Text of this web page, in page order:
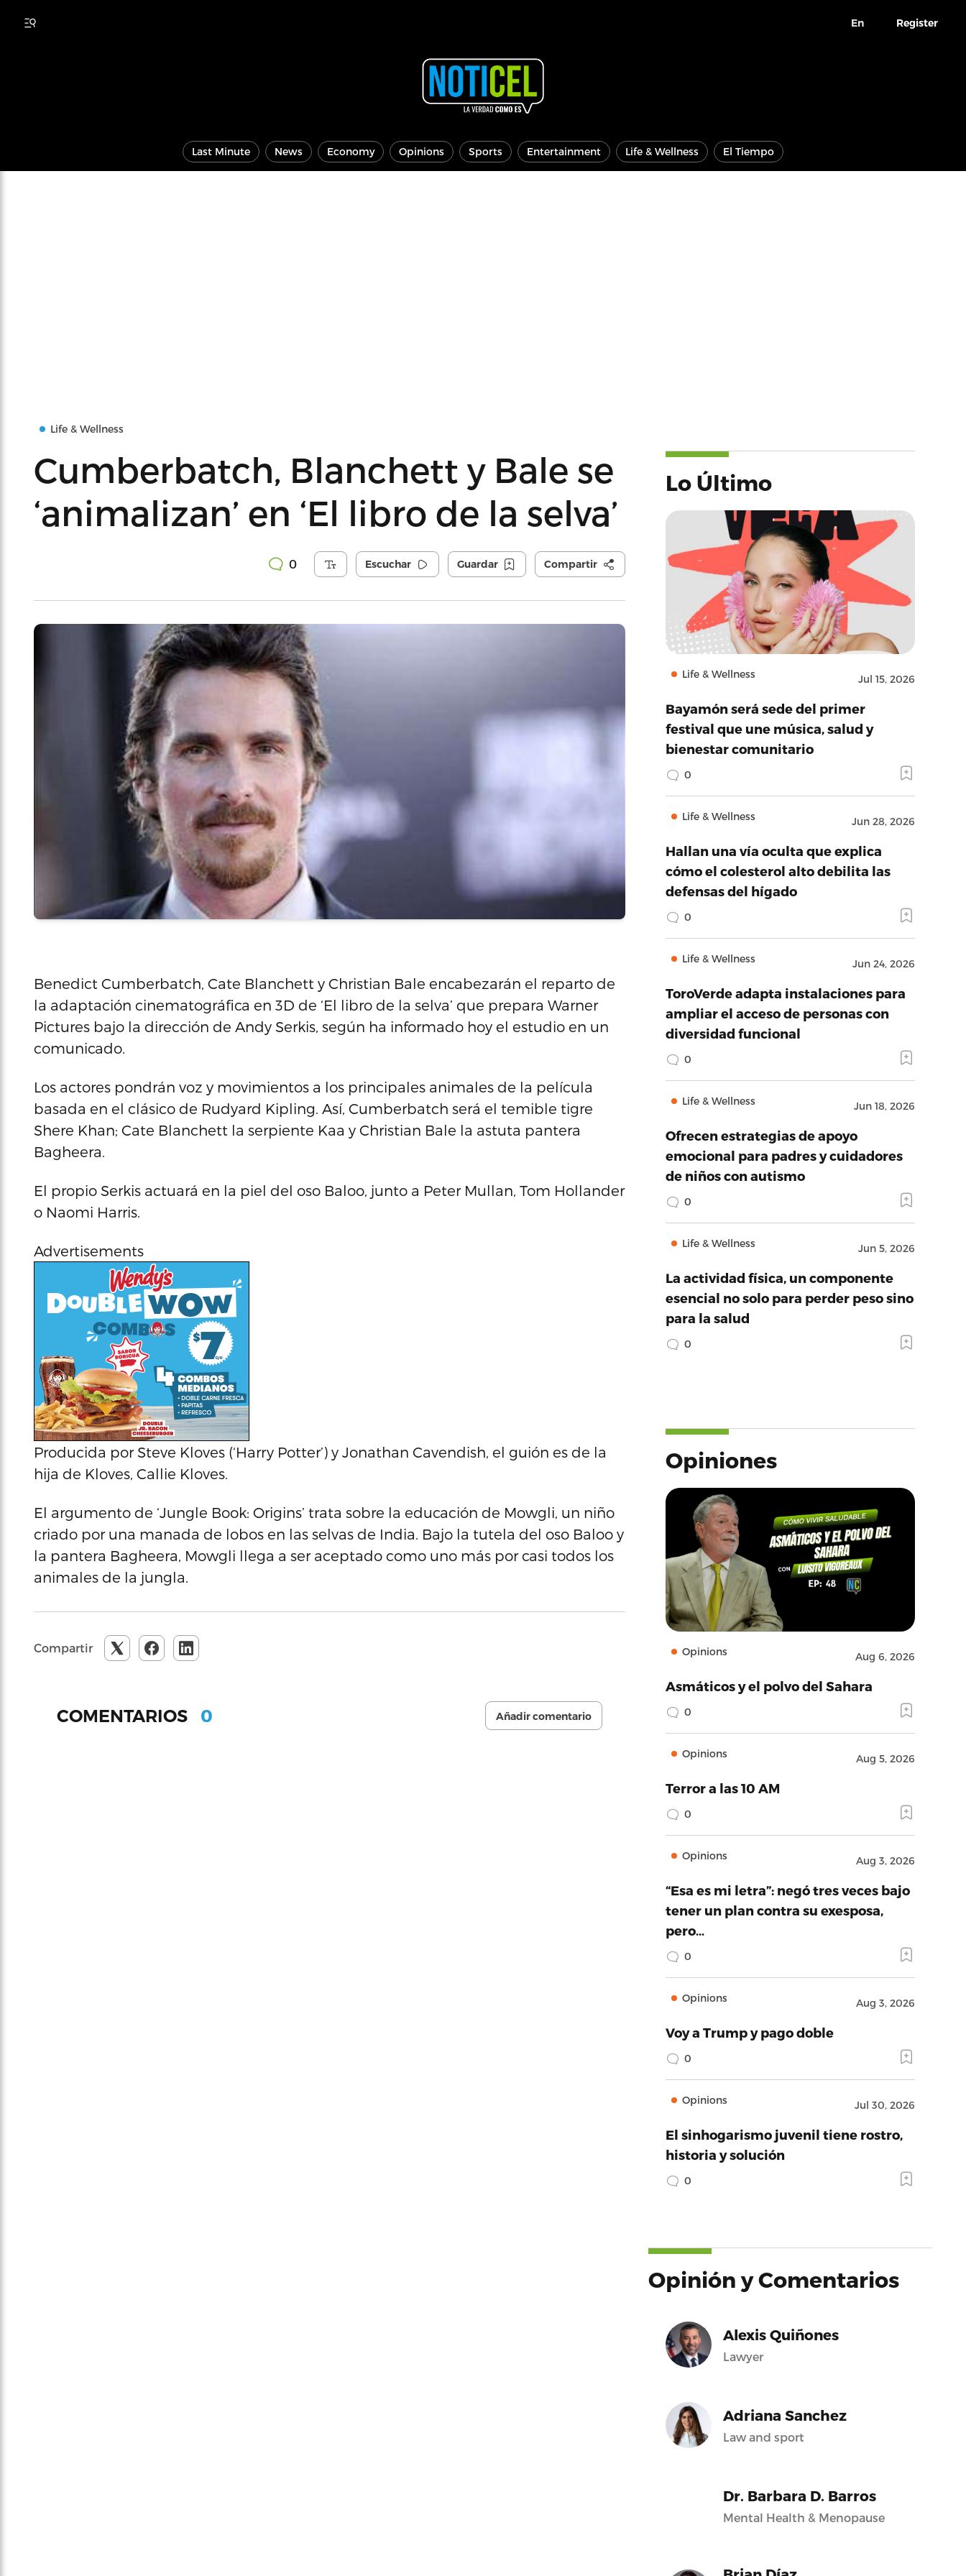
En Register
Last Minute News Economy Opinions Sports Entertainment Life & Wellness El Tiempo
Life & Wellness
Cumberbatch, Blanchett y Bale se
‘animalizan’ en ‘El libro de la selva’
0 Escuchar Guardar Compartir
Benedict Cumberbatch, Cate Blanchett y Christian Bale encabezarán el reparto de
la adaptación cinematográfica en 3D de ‘El libro de la selva’ que prepara Warner
Pictures bajo la dirección de Andy Serkis, según ha informado hoy el estudio en un
comunicado.
Los actores pondrán voz y movimientos a los principales animales de la película
basada en el clásico de Rudyard Kipling. Así, Cumberbatch será el temible tigre
Shere Khan; Cate Blanchett la serpiente Kaa y Christian Bale la astuta pantera
Bagheera.
El propio Serkis actuará en la piel del oso Baloo, junto a Peter Mullan, Tom Hollander
o Naomi Harris.
Advertisements
Producida por Steve Kloves (‘Harry Potter’) y Jonathan Cavendish, el guión es de la
hija de Kloves, Callie Kloves.
El argumento de ‘Jungle Book: Origins’ trata sobre la educación de Mowgli, un niño
criado por una manada de lobos en las selvas de India. Bajo la tutela del oso Baloo y
la pantera Bagheera, Mowgli llega a ser aceptado como uno más por casi todos los
animales de la jungla.
Compartir
COMENTARIOS 0 Añadir comentario
Lo Último
Life & Wellness Jul 15, 2026
Bayamón será sede del primer
festival que une música, salud y
bienestar comunitario
0
Life & Wellness Jun 28, 2026
Hallan una vía oculta que explica
cómo el colesterol alto debilita las
defensas del hígado
0
Life & Wellness Jun 24, 2026
ToroVerde adapta instalaciones para
ampliar el acceso de personas con
diversidad funcional
0
Life & Wellness Jun 18, 2026
Ofrecen estrategias de apoyo
emocional para padres y cuidadores
de niños con autismo
0
Life & Wellness Jun 5, 2026
La actividad física, un componente
esencial no solo para perder peso sino
para la salud
0
Opiniones
Opinions Aug 6, 2026
Asmáticos y el polvo del Sahara
0
Opinions Aug 5, 2026
Terror a las 10 AM
0
Opinions Aug 3, 2026
“Esa es mi letra”: negó tres veces bajo
tener un plan contra su exesposa,
pero…
0
Opinions Aug 3, 2026
Voy a Trump y pago doble
0
Opinions Jul 30, 2026
El sinhogarismo juvenil tiene rostro,
historia y solución
0
Opinión y Comentarios
Alexis Quiñones
Lawyer
Adriana Sanchez
Law and sport
Dr. Barbara D. Barros
Mental Health & Menopause